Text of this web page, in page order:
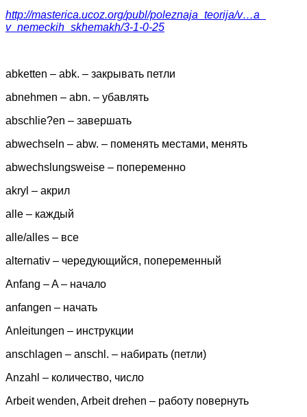
http://masterica.ucoz.org/publ/poleznaja_teorija/v…a_
v_nemeckih_skhemakh/3-1-0-25
abketten – abk. – закрывать петли
abnehmen – abn. – убавлять
abschlie?en – завершать
abwechseln – abw. – поменять местами, менять
abwechslungsweise – попеременно
akryl – акрил
alle – каждый
alle/alles – все
alternativ – чередующийся, попеременный
Anfang – A – начало
anfangen – начать
Anleitungen – инструкции
anschlagen – anschl. – набирать (петли)
Anzahl – количество, число
Arbeit wenden, Arbeit drehen – работу повернуть